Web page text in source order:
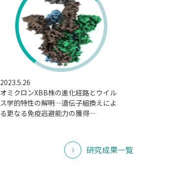
2023.5.26
オミクロンXBB株の進化経路とウイル
ス学的特性の解明―遺伝子組換えによ
る更なる免疫逃避能力の獲得―
研究成果一覧